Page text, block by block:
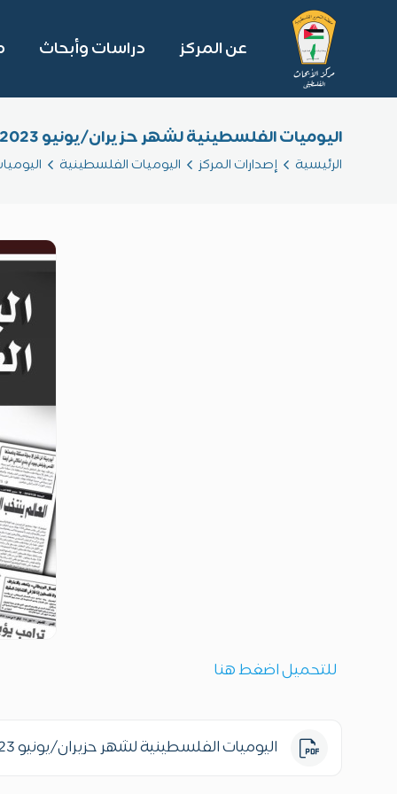
عن المركز دراسات وأبحاث
اليوميات الفلسطينية لشهر حزيران/يونيو 2023
الرئيسية إصدارات المركز اليوميات الفلسطينية
للتحميل اضغط هنا
اليوميات الفلسطينية لشهر حزيران/يونيو 2023